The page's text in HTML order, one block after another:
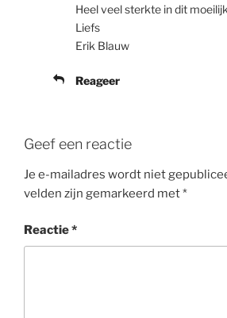
Heel veel sterkte in dit
Liefs
Erik Blauw
Reageer
Geef een reactie
Je e-mailadres wordt niet
velden zijn gemarkeerd met*
Reactie*